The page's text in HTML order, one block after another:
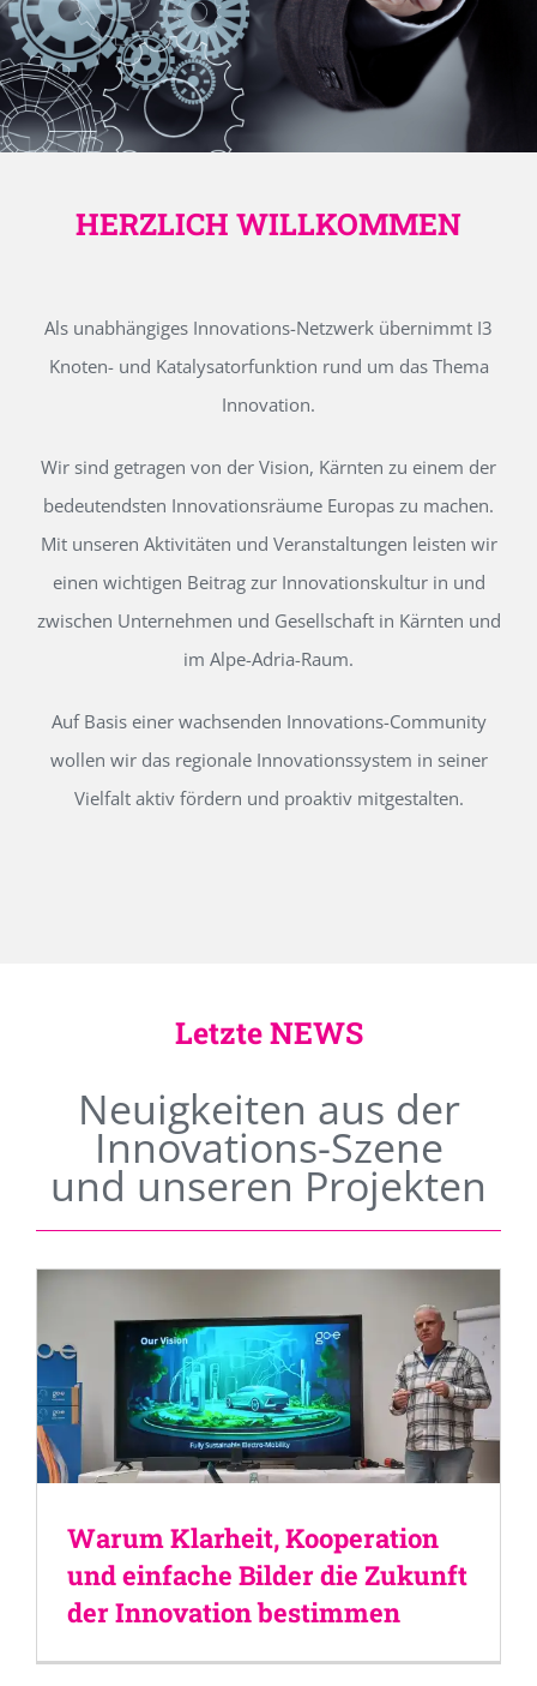
HERZLICH WILLKOMMEN
Als unabhängiges Innovations-Netzwerk übernimmt I3
Knoten- und Katalysatorfunktion rund um das Thema
Innovation.
Wir sind getragen von der Vision, Kärnten zu einem der
bedeutendsten Innovationsräume Europas zu machen.
Mit unseren Aktivitäten und Veranstaltungen leisten wir
einen wichtigen Beitrag zur Innovationskultur in und
zwischen Unternehmen und Gesellschaft in Kärnten und
im Alpe-Adria-Raum.
Auf Basis einer wachsenden Innovations-Community
wollen wir das regionale Innovationssystem in seiner
Vielfalt aktiv fördern und proaktiv mitgestalten.
Letzte NEWS
Neuigkeiten aus der
Innovations-Szene
und unseren Projekten
Warum Klarheit, Kooperation
und einfache Bilder die Zukunft
der Innovation bestimmen